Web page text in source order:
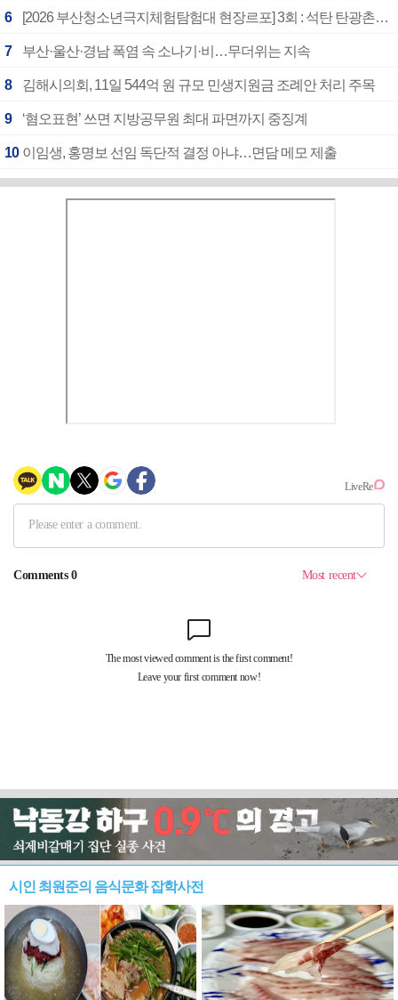
6 [2026 부산청소년극지체험탐험대 현장르포] 3회 : 석탄 탄광촌에서 북극 연구의 중심지로
7 부산·울산·경남 폭염 속 소나기·비…무더위는 지속
8 김해시의회, 11일 544억 원 규모 민생지원금 조례안 처리 주목
9 ‘혐오표현’ 쓰면 지방공무원 최대 파면까지 중징계
10 이임생, 홍명보 선임 독단적 결정 아냐…면담 메모 제출
시인 최원준의 음식문화 잡학사전